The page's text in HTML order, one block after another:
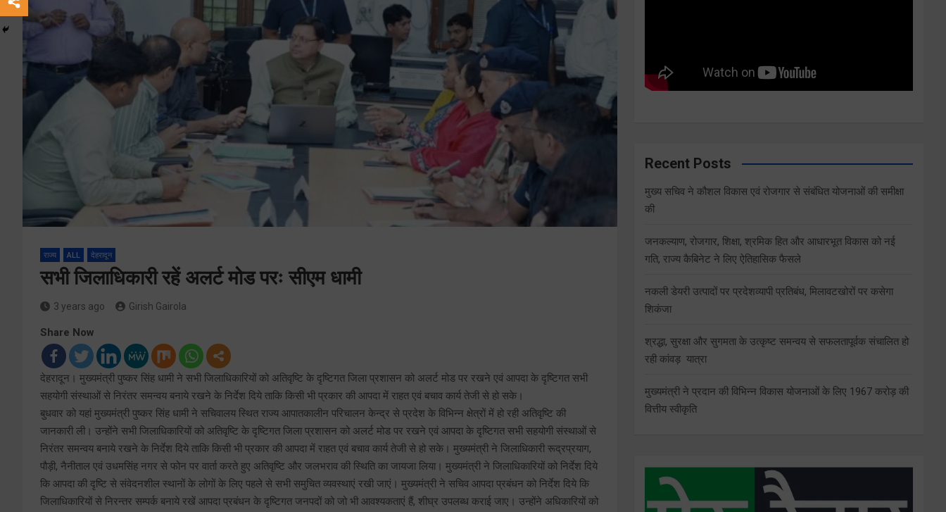
राज्य ALL देहरादून
सभी जिलाधिकारी रहें अलर्ट मोड परः सीएम धामी
3 years ago Girish Gairola
Share Now
देहरादून। मुख्यमंत्री पुष्कर सिंह धामी ने सभी जिलाधिकारियों को अतिवृष्टि के दृष्टिगत जिला प्रशासन को अलर्ट मोड पर रखने एवं आपदा के दृष्टिगत सभी
सहयोगी संस्थाओं से निरंतर समन्वय बनाये रखने के निर्देश दिये ताकि किसी भी प्रकार की आपदा में राहत एवं बचाव कार्य तेजी से हो सके।
बुधवार को यहां मुख्यमंत्री पुष्कर सिंह धामी ने सचिवालय स्थित राज्य आपातकालीन परिचालन केन्द्र से प्रदेश के विभिन्न क्षेत्रों में हो रही अतिवृष्टि की
जानकारी ली। उन्होंने सभी जिलाधिकारियों को अतिवृष्टि के दृष्टिगत जिला प्रशासन को अलर्ट मोड पर रखने एवं आपदा के दृष्टिगत सभी सहयोगी संस्थाओं से
निरंतर समन्वय बनाये रखने के निर्देश दिये ताकि किसी भी प्रकार की आपदा में राहत एवं बचाव कार्य तेजी से हो सके। मुख्यमंत्री ने जिलाधिकारी रूद्रप्रयाग,
पौड़ी, नैनीताल एवं उधमसिंह नगर से फोन पर वार्ता करते हुए अतिवृष्टि और जलभराव की स्थिति का जायजा लिया। मुख्यमंत्री ने जिलाधिकारियों को निर्देश दिये
कि आपदा की दृष्टि से संवेदनशील स्थानों के लोगों के लिए पहले से सभी समुचित व्यवस्थाएं रखी जाएं। मुख्यमंत्री ने सचिव आपदा प्रबंधन को निर्देश दिये कि
जिलाधिकारियों से निरन्तर सम्पर्क बनाये रखें आपदा प्रबंधन के दृष्टिगत जनपदों को जो भी आवश्यकताएं हैं, शीघ्र उपलब्ध कराई जाए। उन्होंने अधिकारियों को
Recent Posts
मुख्य सचिव ने कौशल विकास एवं रोजगार से संबंधित योजनाओं की समीक्षा
की
जनकल्याण, रोजगार, शिक्षा, श्रमिक हित और आधारभूत विकास को नई
गति, राज्य कैबिनेट ने लिए ऐतिहासिक फैसले
नकली डेयरी उत्पादों पर प्रदेशव्यापी प्रतिबंध, मिलावटखोरों पर कसेगा
शिकंजा
श्रद्धा, सुरक्षा और सुगमता के उत्कृष्ट समन्वय से सफलतापूर्वक संचालित हो
रही कांवड़ यात्रा
मुख्यमंत्री ने प्रदान की विभिन्न विकास योजनाओं के लिए 1967 करोड़ की
वित्तीय स्वीकृति